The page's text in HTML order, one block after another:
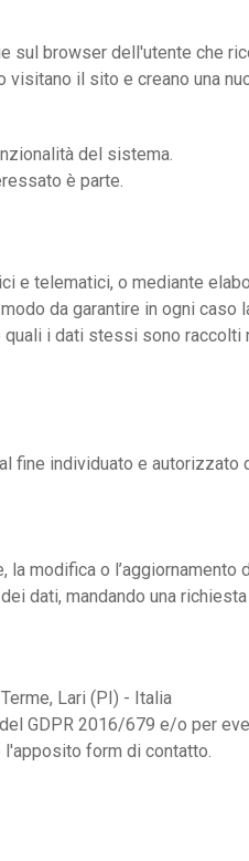
sul browser dell'utente che
il sito e creano una
del sistema.
è parte.
e telematici, o mediante
da garantire in ogni caso
i dati stessi sono
fine individuato e autorizzato
modifica o l’aggiornamento
dati, mandando una
Lari (PI) - Italia
GDPR 2016/679 e/o per
l'apposito form di contatto.